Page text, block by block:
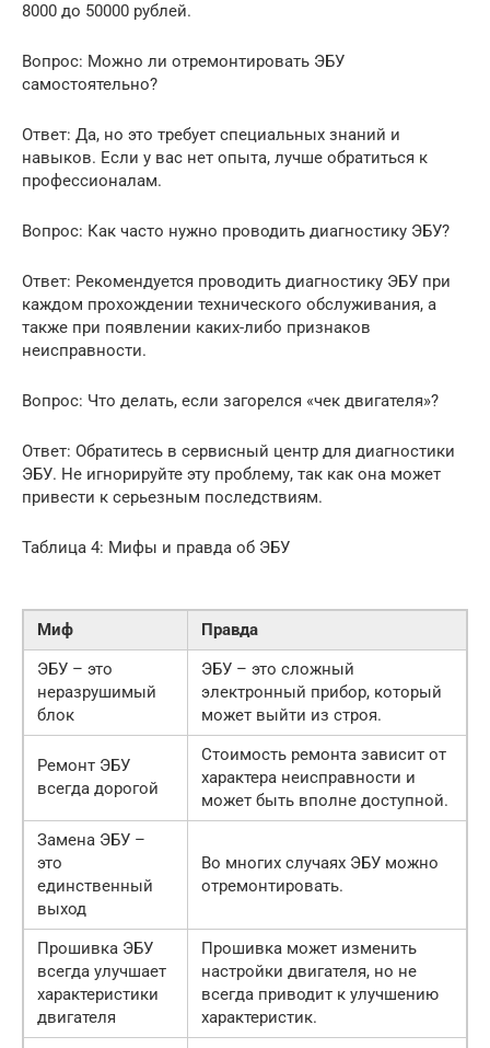
8000 до 50000 рублей.
Вопрос: Можно ли отремонтировать ЭБУ
самостоятельно?
Ответ: Да, но это требует специальных знаний и
навыков. Если у вас нет опыта, лучше обратиться к
профессионалам.
Вопрос: Как часто нужно проводить диагностику ЭБУ?
Ответ: Рекомендуется проводить диагностику ЭБУ при
каждом прохождении технического обслуживания, а
также при появлении каких-либо признаков
неисправности.
Вопрос: Что делать, если загорелся «чек двигателя»?
Ответ: Обратитесь в сервисный центр для диагностики
ЭБУ. Не игнорируйте эту проблему, так как она может
привести к серьезным последствиям.
Таблица 4: Мифы и правда об ЭБУ
Миф
Правда
ЭБУ – это
неразрушимый
блок
ЭБУ – это сложный
электронный прибор, который
может выйти из строя.
Ремонт ЭБУ
всегда дорогой
Стоимость ремонта зависит от
характера неисправности и
может быть вполне доступной.
Замена ЭБУ –
это
единственный
выход
Во многих случаях ЭБУ можно
отремонтировать.
Прошивка ЭБУ
всегда улучшает
характеристики
двигателя
Прошивка может изменить
настройки двигателя, но не
всегда приводит к улучшению
характеристик.